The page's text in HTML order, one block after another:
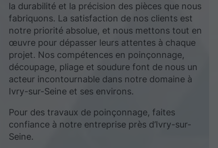
la durabilité et la précision des pièces que nous
fabriquons. La satisfaction de nos clients est
notre priorité absolue, et nous mettons tout en
œuvre pour dépasser leurs attentes à chaque
projet. Nos compétences en poinçonnage,
découpage, pliage et soudure font de nous un
acteur incontournable dans notre domaine à
Ivry-sur-Seine et ses environs.
Pour des travaux de poinçonnage, faites
confiance à notre entreprise près d’Ivry-sur-
Seine.